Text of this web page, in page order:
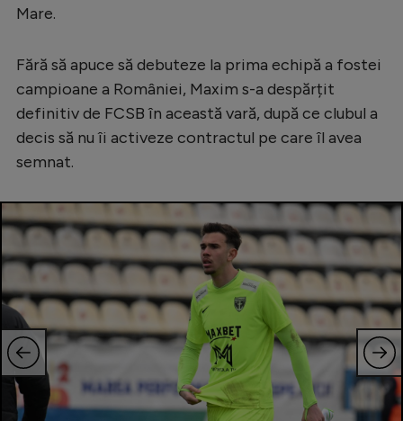
Clasamente
Handbal
Natație
Formula 1
Gimnastică
Auto
Rugby
Ciclism
Mare.
Fără să apuce să debuteze la prima echipă a fostei
campioane a României, Maxim s-a despărțit
definitiv de FCSB în această vară, după ce clubul a
decis să nu îi activeze contractul pe care îl avea
semnat.